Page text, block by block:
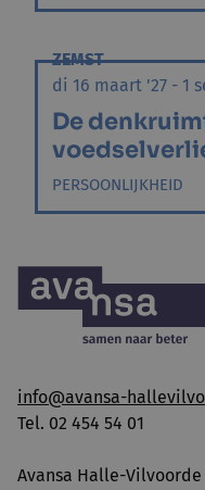
ZEMST
di 16 maart '27 - 1
De
PERSOONLIJKHEID
info@avansa-
Tel. 02 454 54 01
Avansa Halle-Vilvoorde